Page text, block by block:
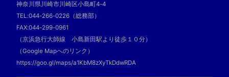
神奈川県川崎市川崎区小島町4-4
TEL:044-266-0226（総務部）
FAX:044-299-0961
（京浜急行大師線 小島新田駅より徒歩１０分）
（Google Mapへのリンク）
https://goo.gl/maps/a1KbM8zXyTkDdwRDA